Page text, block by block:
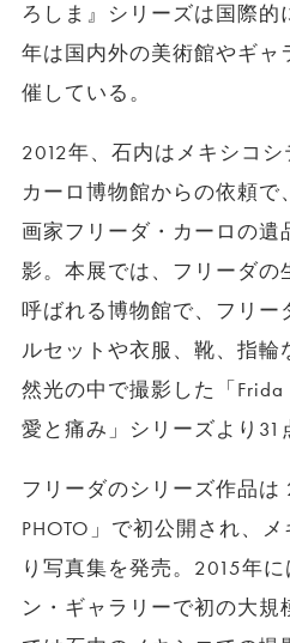
ろしま』シリーズは国際的
年は国内外の美術館やギャ
催している。
2012年、石内はメキシコシ
カーロ博物館からの依頼で
画家フリーダ・カーロの遺
影。本展では、フリーダの
呼ばれる博物館で、フリー
ルセットや衣服、靴、指輪
然光の中で撮影した「Frida
愛と痛み」シリーズより31
フリーダのシリーズ作品は
PHOTO」で初公開され、
り写真集を発売。2015年
ン・ギャラリーで初の大規